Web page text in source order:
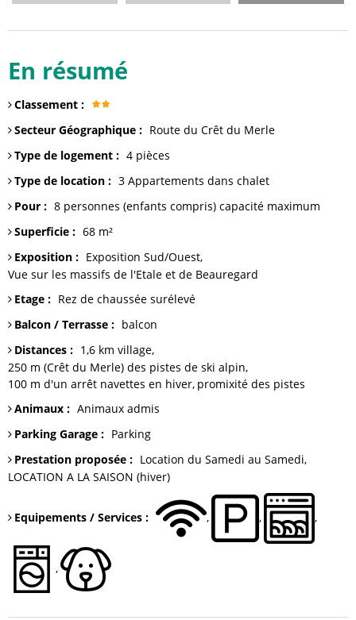
En résumé
Classement :
Secteur Géographique : Route du Crêt du Merle
Type de logement : 4 pièces
Type de location : 3 Appartements dans chalet
Pour : 8 personnes (enfants compris) capacité maximum
Superficie : 68 m²
Exposition : Exposition Sud/Ouest
Vue sur les massifs de l'Etale et de Beauregard
Etage : Rez de chaussée surélevé
Balcon / Terrasse : balcon
Distances : 1,6 km village
250 m (Crêt du Merle) des pistes de ski alpin
100 m d'un arrêt navettes en hiver promixité des pistes
Animaux : Animaux admis
Parking Garage : Parking
Prestation proposée : Location du Samedi au Samedi
LOCATION A LA SAISON (hiver)
Equipements / Services :